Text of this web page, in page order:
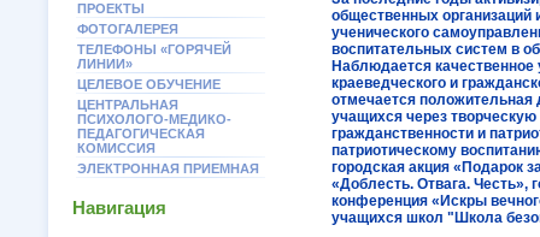
ПРОЕКТЫ
ФОТОГАЛЕРЕЯ
ТЕЛЕФОНЫ «ГОРЯЧЕЙ
ЛИНИИ»
ЦЕЛЕВОЕ ОБУЧЕНИЕ
ЦЕНТРАЛЬНАЯ
ПСИХОЛОГО-МЕДИКО-
ПЕДАГОГИЧЕСКАЯ
КОМИССИЯ
ЭЛЕКТРОННАЯ ПРИЕМНАЯ
Навигация
общественных
ученического
воспитательных систем в
Наблюдается
краеведческого и
отмечается положительная
учащихся через
гражданственности и
патриотическому
городская акция «Подарок
«Доблесть. Отвага. Честь»,
конференция «Искры
учащихся школ "Школа